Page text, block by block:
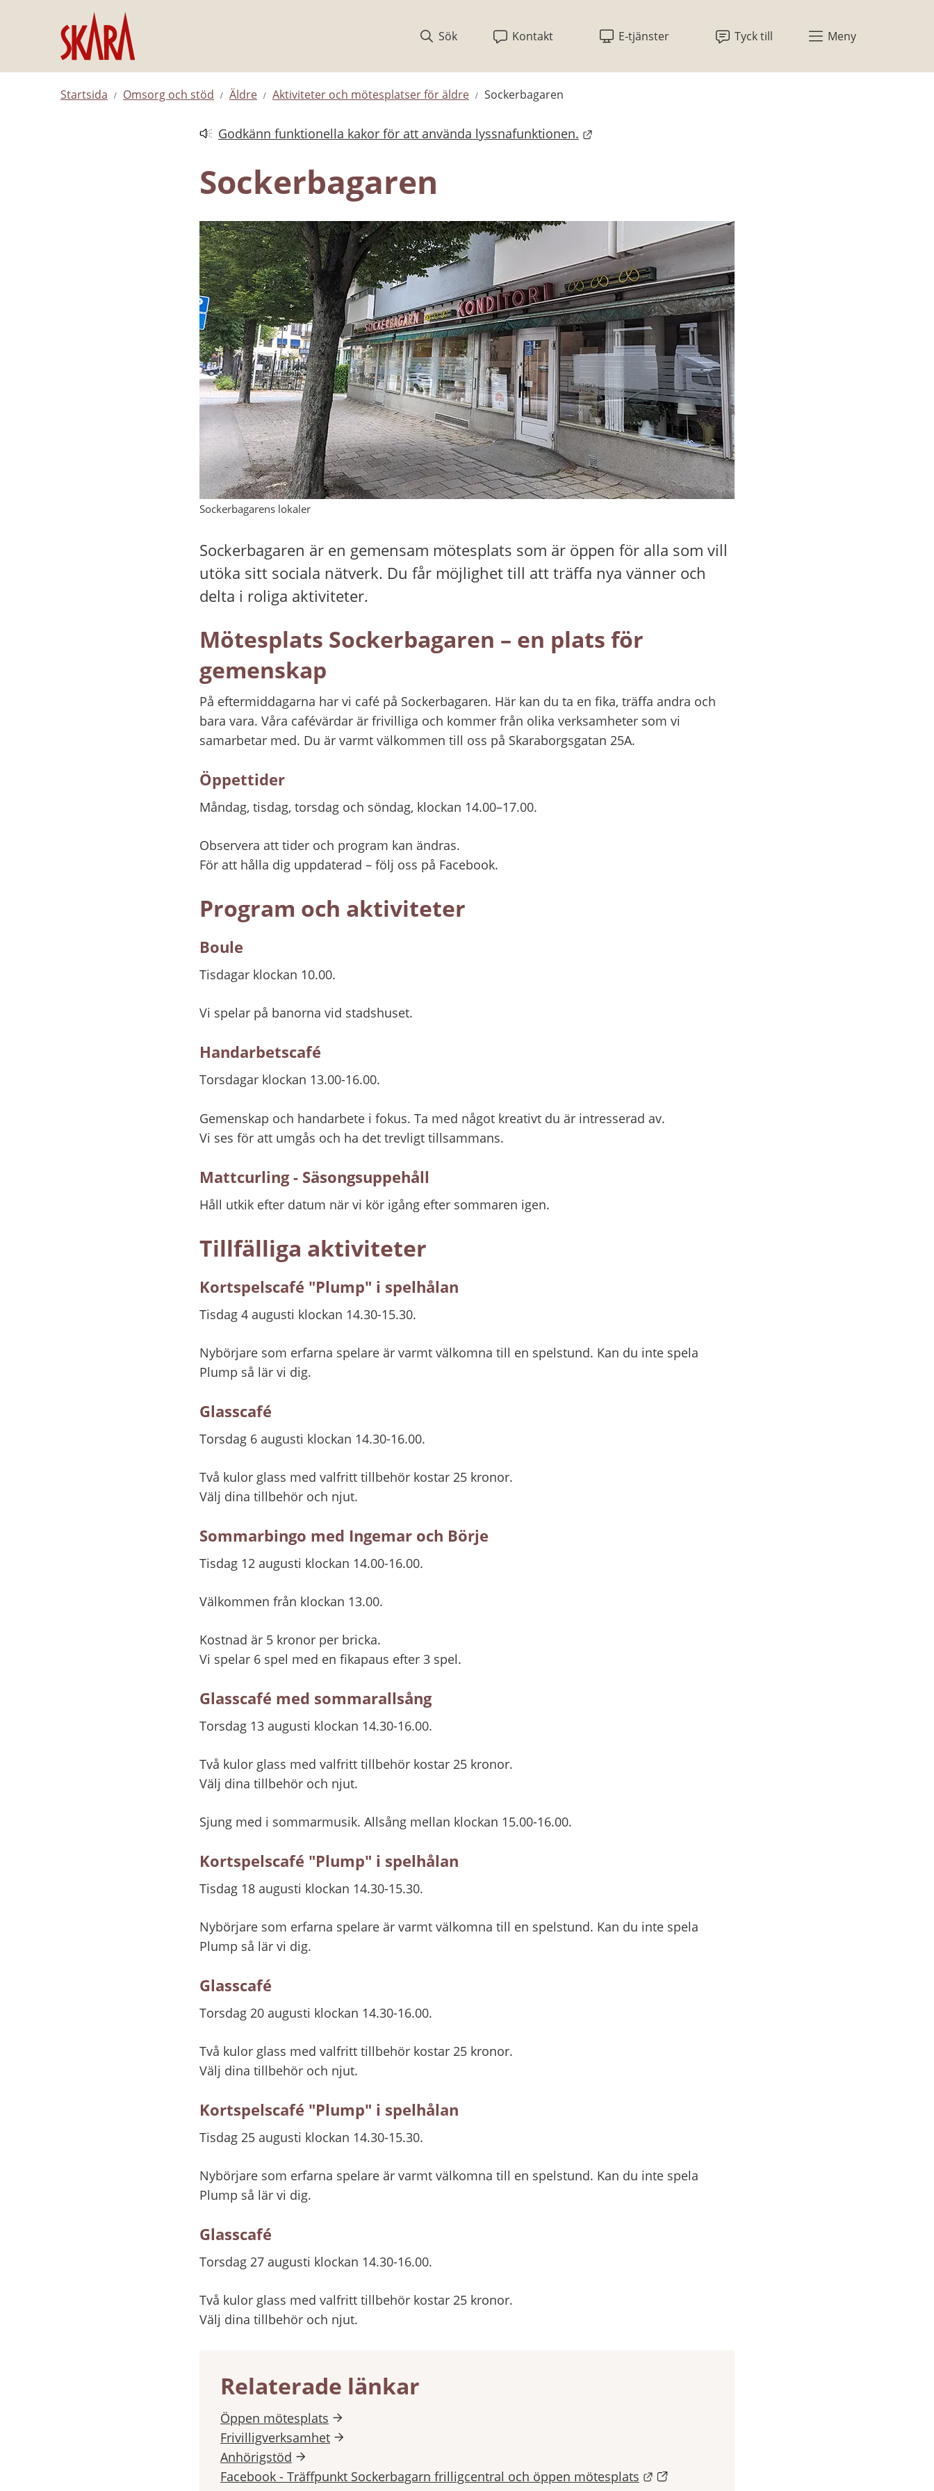
Hoppa till innehåll
Sök
Kontakt E-tjänster Tyck till Meny
Startsida Omsorg och stöd Äldre Aktiviteter och mötesplatser för äldre Sockerbagaren
Godkänn funktionella kakor för att använda lyssnafunktionen.
Länk till annan webbplats.
Sockerbagaren
Sockerbagarens lokaler
Sockerbagaren är en gemensam mötesplats som är öppen för alla som vill
utöka sitt sociala nätverk. Du får möjlighet till att träffa nya vänner och
delta i roliga aktiviteter.
Mötesplats Sockerbagaren – en plats för
gemenskap
På eftermiddagarna har vi café på Sockerbagaren. Här kan du ta en fika, träffa andra och
bara vara. Våra cafévärdar är frivilliga och kommer från olika verksamheter som vi
samarbetar med. Du är varmt välkommen till oss på Skaraborgsgatan 25A.
Öppettider
Måndag, tisdag, torsdag och söndag, klockan 14.00–17.00.
Observera att tider och program kan ändras.
För att hålla dig uppdaterad – följ oss på Facebook.
Program och aktiviteter
Boule
Tisdagar klockan 10.00.
Vi spelar på banorna vid stadshuset.
Handarbetscafé
Torsdagar klockan 13.00-16.00.
Gemenskap och handarbete i fokus. Ta med något kreativt du är intresserad av.
Vi ses för att umgås och ha det trevligt tillsammans.
Mattcurling - Säsongsuppehåll
Håll utkik efter datum när vi kör igång efter sommaren igen.
Tillfälliga aktiviteter
Kortspelscafé "Plump" i spelhålan
Tisdag 4 augusti klockan 14.30-15.30.
Nybörjare som erfarna spelare är varmt välkomna till en spelstund. Kan du inte spela
Plump så lär vi dig.
Glasscafé
Torsdag 6 augusti klockan 14.30-16.00.
Två kulor glass med valfritt tillbehör kostar 25 kronor.
Välj dina tillbehör och njut.
Sommarbingo med Ingemar och Börje
Tisdag 12 augusti klockan 14.00-16.00.
Välkommen från klockan 13.00.
Kostnad är 5 kronor per bricka.
Vi spelar 6 spel med en fikapaus efter 3 spel.
Glasscafé med sommarallsång
Torsdag 13 augusti klockan 14.30-16.00.
Två kulor glass med valfritt tillbehör kostar 25 kronor.
Välj dina tillbehör och njut.
Sjung med i sommarmusik. Allsång mellan klockan 15.00-16.00.
Kortspelscafé "Plump" i spelhålan
Tisdag 18 augusti klockan 14.30-15.30.
Nybörjare som erfarna spelare är varmt välkomna till en spelstund. Kan du inte spela
Plump så lär vi dig.
Glasscafé
Torsdag 20 augusti klockan 14.30-16.00.
Två kulor glass med valfritt tillbehör kostar 25 kronor.
Välj dina tillbehör och njut.
Kortspelscafé "Plump" i spelhålan
Tisdag 25 augusti klockan 14.30-15.30.
Nybörjare som erfarna spelare är varmt välkomna till en spelstund. Kan du inte spela
Plump så lär vi dig.
Glasscafé
Torsdag 27 augusti klockan 14.30-16.00.
Två kulor glass med valfritt tillbehör kostar 25 kronor.
Välj dina tillbehör och njut.
Relaterade länkar
Öppen mötesplats
Frivilligverksamhet
Anhörigstöd
Facebook - Träffpunkt Sockerbagarn frilligcentral och öppen mötesplats
Länk till annan webbplats.